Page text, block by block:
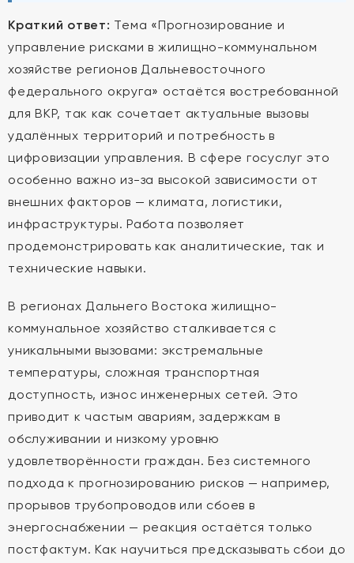
Краткий ответ: Тема «Прогнозирование и
управление рисками в жилищно-коммунальном
хозяйстве регионов Дальневосточного
федерального округа» остаётся востребованной
для ВКР, так как сочетает актуальные вызовы
удалённых территорий и потребность в
цифровизации управления. В сфере госуслуг это
особенно важно из-за высокой зависимости от
внешних факторов — климата, логистики,
инфраструктуры. Работа позволяет
продемонстрировать как аналитические, так и
технические навыки.
В регионах Дальнего Востока жилищно-
коммунальное хозяйство сталкивается с
уникальными вызовами: экстремальные
температуры, сложная транспортная
доступность, износ инженерных сетей. Это
приводит к частым авариям, задержкам в
обслуживании и низкому уровню
удовлетворённости граждан. Без системного
подхода к прогнозированию рисков — например,
прорывов трубопроводов или сбоев в
энергоснабжении — реакция остаётся только
постфактум. Как научиться предсказывать сбои до